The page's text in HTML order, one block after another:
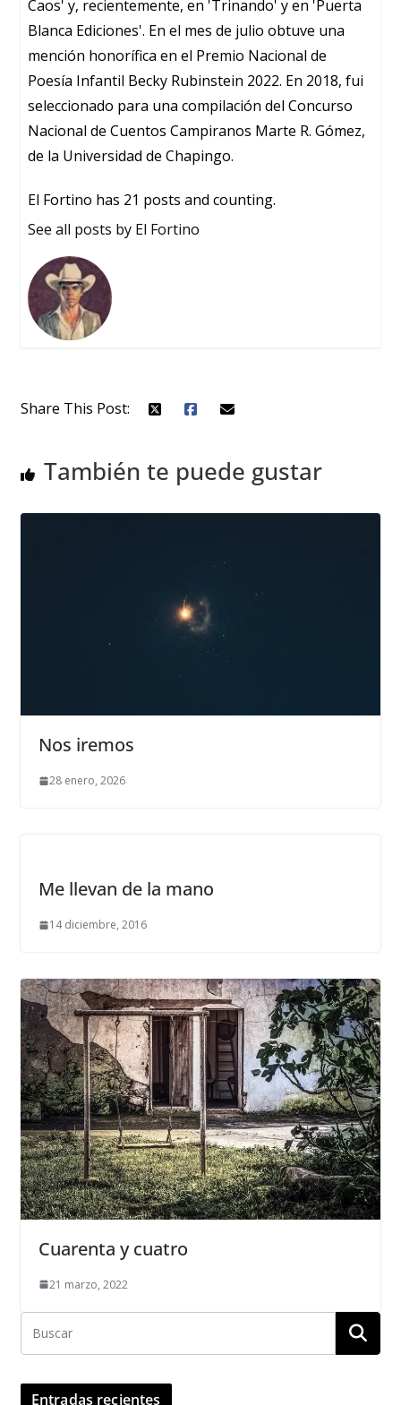
Caos' y, recientemente, en 'Trinando' y en 'Puerta
Blanca Ediciones'. En el mes de julio obtuve una
mención honorífica en el Premio Nacional de
Poesía Infantil Becky Rubinstein 2022. En 2018, fui
seleccionado para una compilación del Concurso
Nacional de Cuentos Campiranos Marte R. Gómez,
de la Universidad de Chapingo.
El Fortino has 21 posts and counting.
See all posts by El Fortino
Share This Post:
También te puede gustar
Nos iremos
28 enero, 2026
Me llevan de la mano
14 diciembre, 2016
Cuarenta y cuatro
21 marzo, 2022
Entradas recientes